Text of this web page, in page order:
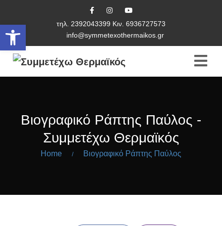
Ανοίξτε τη γραμμή εργαλείων
τηλ. 2392043399 Κιν. 6936727573
info@symmetexothermaikos.gr
Βιογραφικό Ράπτης Παύλος -
Συμμετέχω Θερμαϊκός
Home / Βιογραφικό Ράπτης Παύλος